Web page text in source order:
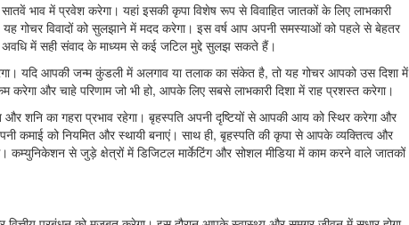
भाव में प्रवेश करेगा। यहां इसकी कृपा विशेष रूप से विवाहित जातकों के लिए लाभकारी
गोचर विवादों को सुलझाने में मदद करेगा। इस वर्ष आप अपनी समस्याओं को पहले से बेहतर
अवधि में सही संवाद के माध्यम से कई जटिल मुद्दे सुलझ सकते हैं।
यदि आपकी जन्म कुंडली में अलगाव या तलाक का संकेत है, तो यह गोचर आपको उस दिशा में
और चाहे परिणाम जो भी हो, आपके लिए सबसे लाभकारी दिशा में राह प्रशस्त करेगा।
शनि का गहरा प्रभाव रहेगा। बृहस्पति अपनी दृष्टियों से आपकी आय को स्थिर करेगा और
कमाई को नियमित और स्थायी बनाएं। साथ ही, बृहस्पति की कृपा से आपके व्यक्तित्व और
से जुड़े क्षेत्रों में डिजिटल मार्केटिंग और सोशल मीडिया में काम करने वाले जातकों